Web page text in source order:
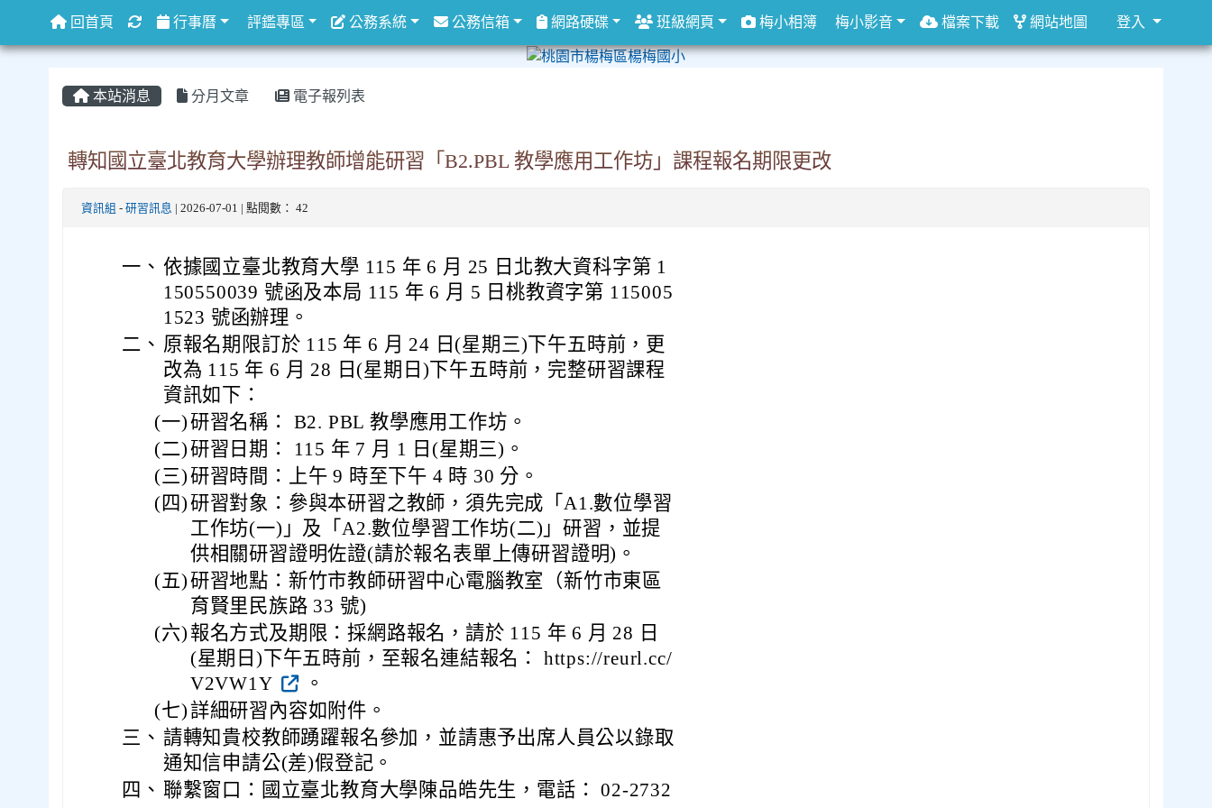
本站消息 分月文章 電子報列表
轉知國立臺北教育大學辦理教師增能研習「B2.PBL 教學應用工作坊」課程報名期限更改
資訊組 - 研習訊息 | 2026-07-01 | 點閱數： 42
一、 依據國立臺北教育大學 115 年 6 月 25 日北教大資科字第 1
150550039 號函及本局 115 年 6 月 5 日桃教資字第 115005
1523 號函辦理。
二、 原報名期限訂於 115 年 6 月 24 日(星期三)下午五時前，更
改為 115 年 6 月 28 日(星期日)下午五時前，完整研習課程
資訊如下：
(一)研習名稱： B2. PBL 教學應用工作坊。
(二)研習日期： 115 年 7 月 1 日(星期三)。
(三)研習時間：上午 9 時至下午 4 時 30 分。
(四)研習對象：參與本研習之教師，須先完成「A1.數位學習
工作坊(一)」及「A2.數位學習工作坊(二)」研習，並提
供相關研習證明佐證(請於報名表單上傳研習證明)。
(五)研習地點：新竹市教師研習中心電腦教室（新竹市東區
育賢里民族路 33 號)
(六) 報名方式及期限：採網路報名，請於 115 年 6 月 28 日
(星期日)下午五時前，至報名連結報名： https://reurl.cc/
V2VW1Y
。
(七)詳細研習內容如附件。
三、 請轉知貴校教師踴躍報名參加，並請惠予出席人員公以錄取
通知信申請公(差)假登記。
四、 聯繫窗口：國立臺北教育大學陳品皓先生，電話： 02-2732
回首頁 重新取得佈景設定
行事曆 評鑑專區 公務系統 公務信箱 網路硬碟 班級網頁 梅小相簿 梅小影音 檔案下載 網站地圖 登入